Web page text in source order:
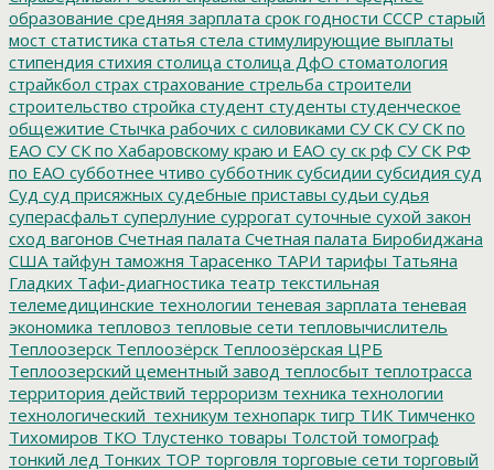
образование средняя зарплата срок годности СССР старый
мост статистика статья стела стимулирующие выплаты
стипендия стихия столица столица ДфО стоматология
страйкбол страх страхование стрельба строители
строительство стройка студент студенты студенческое
общежитие Стычка рабочих с силовиками СУ СК СУ СК по
ЕАО СУ СК по Хабаровскому краю и ЕАО су ск рф СУ СК РФ
по ЕАО субботнее чтиво субботник субсидии субсидия суд
Суд суд присяжных судебные приставы судьи судья
суперасфальт суперлуние суррогат суточные сухой закон
сход вагонов Счетная палата Счетная палата Биробиджана
США тайфун таможня Тарасенко ТАРИ тарифы Татьяна
Гладких Тафи-диагностика театр текстильная
телемедицинские технологии теневая зарплата теневая
экономика тепловоз тепловые сети тепловычислитель
Теплоозерск Теплоозёрск Теплоозёрская ЦРБ
Теплоозерский цементный завод теплосбыт теплотрасса
территория действий терроризм техника технологии
технологический_техникум технопарк тигр ТИК Тимченко
Тихомиров ТКО Тлустенко товары Толстой томограф
тонкий лед Тонких ТОР торговля торговые сети торговый